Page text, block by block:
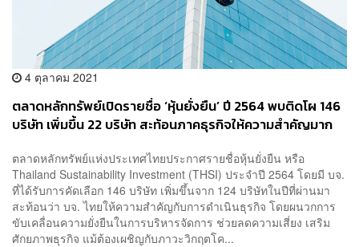
4 ตุลาคม 2021
ตลาดหลักทรัพย์เปิดรายชื่อ ‘หุ้นยั่งยืน’ ปี 2564 พบติดโผ 146
บริษัท เพิ่มขึ้น 22 บริษัท สะท้อนภาคธุรกิจให้ความสำคัญมาก
ตลาดหลักทรัพย์แห่งประเทศไทยประกาศรายชื่อหุ้นยั่งยืน หรือ
Thailand Sustainability Investment (THSI) ประจำปี 2564 โดยมี บจ.
ที่ได้รับการคัดเลือก 146 บริษัท เพิ่มขึ้นจาก 124 บริษัทในปีที่ผ่านมา
สะท้อนว่า บจ. ไทยให้ความสำคัญกับการดำเนินธุรกิจ โดยผนวกการ
ขับเคลื่อนความยั่งยืนในการบริหารจัดการ ช่วยลดความเสี่ยง เสริม
ศักยภาพธุรกิจ แม้ต้องเผชิญกับภาวะวิกฤตโค...